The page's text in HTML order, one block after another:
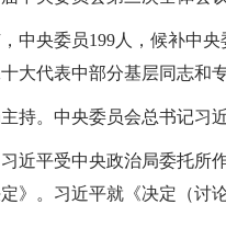
中央委员199人，候补中
大代表中部分基层同志和
持。中央委员会总书记习
近平受中央政治局委托所
》。习近平就《决定（讨